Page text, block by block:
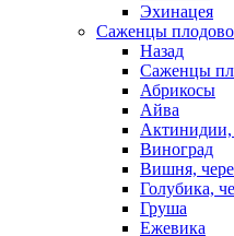
Эхинацея
Саженцы
Назад
Саженцы
Абрикосы
Айва
Виноград
Вишня,
Голубика,
Груша
Ежевика